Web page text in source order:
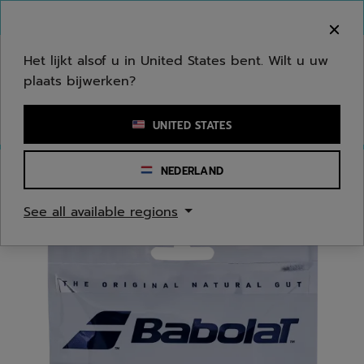
Een zoekwoord of een artikelnummer invoeren
Het lijkt alsof u in United States bent. Wilt u uw
plaats bijwerken?
UNITED STATES
NEDERLAND
See all available regions